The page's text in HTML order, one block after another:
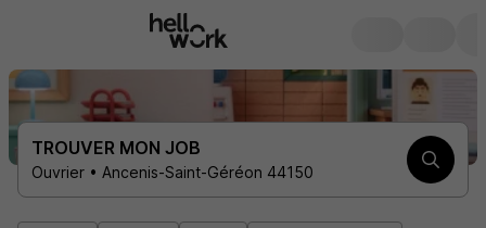
TROUVER MON JOB
Ouvrier • Ancenis-Saint-Géréon 44150